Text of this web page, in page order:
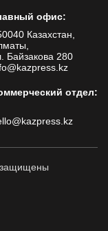
офис:
Казахстан,
Байзакова 280
отдел:
защищены